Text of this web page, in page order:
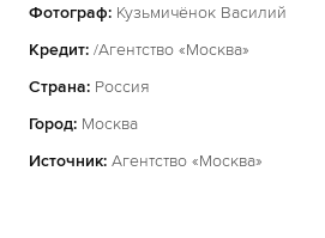
Фотограф: Кузьмичёнок Василий
Кредит: /Агентство «Москва»
Страна: Россия
Город: Москва
Источник: Агентство «Москва»